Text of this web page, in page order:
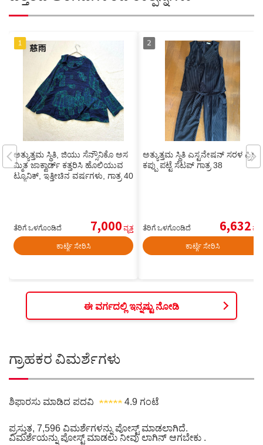
ಅತ್ಯುತ್ತಮ ಸ್ಥಿತಿ, ಜಿಯು ಸೆನ್ಸೌನಿಕೊ ಅಸ
ಮ್ಮಿತ ಜಾಕ್ವಾರ್ಡ್ ಕತ್ತರಿಸಿ ಹೊಲಿಯುವ
ಟ್ಯೂನಿಕ್, ಇತ್ತೀಚಿನ ವರ್ಷಗಳು, ಗಾತ್ರ 40
ತೆರಿಗೆ ಒಳಗೊಂಡಿದೆ 7,000ವೃತ್ತ
ಕಾರ್ಟ್ಗೆ ಸೇರಿಸಿ
ಅತ್ಯುತ್ತಮ ಸ್ಥಿತಿ ಎಸ್ಟನೇಷನ್ ಸರಳ ಫ್ರಿಲ್
ಕಪ್ಪು ಪಟ್ಟೆ ಸೆಟಪ್ ಗಾತ್ರ 38
ತೆರಿಗೆ ಒಳಗೊಂಡಿದೆ 6,632ವೃತ್ತ
ಕಾರ್ಟ್ಗೆ ಸೇರಿಸಿ
ಈ ವರ್ಗದಲ್ಲಿ ಇನ್ನಷ್ಟು ನೋಡಿ
ಗ್ರಾಹಕರ ವಿಮರ್ಶೆಗಳು
ಶಿಫಾರಸು ಮಾಡಿದ ಪದವಿ 4.9 ಗಂಟೆ
ಪ್ರಸ್ತುತ, 7,596 ವಿಮರ್ಶೆಗಳನ್ನು ಪೋಸ್ಟ್ ಮಾಡಲಾಗಿದೆ.
ವಿಮರ್ಶೆಯನ್ನು ಪೋಸ್ಟ್ ಮಾಡಲು ನೀವುಲಾಗಿನ್ ಆಗಬೇಕು .